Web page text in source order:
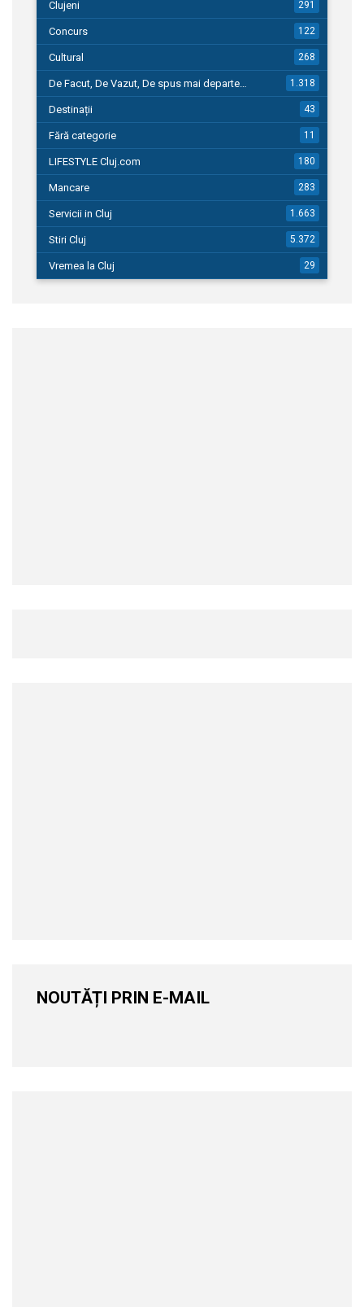
Clujeni 291
Concurs 122
Cultural 268
De Facut, De Vazut, De spus mai departe… 1.318
Destinații 43
Fără categorie 11
LIFESTYLE Cluj.com 180
Mancare 283
Servicii in Cluj 1.663
Stiri Cluj 5.372
Vremea la Cluj 29
NOUTĂȚI PRIN E-MAIL